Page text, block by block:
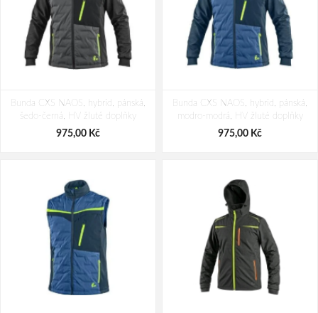
Bunda CXS NAOS, hybrid, pánská,
šedo-černá, HV žluté doplňky
975,00 Kč
Bunda CXS NAOS, hybrid, pánská,
modro-modrá, HV žluté doplňky
975,00 Kč